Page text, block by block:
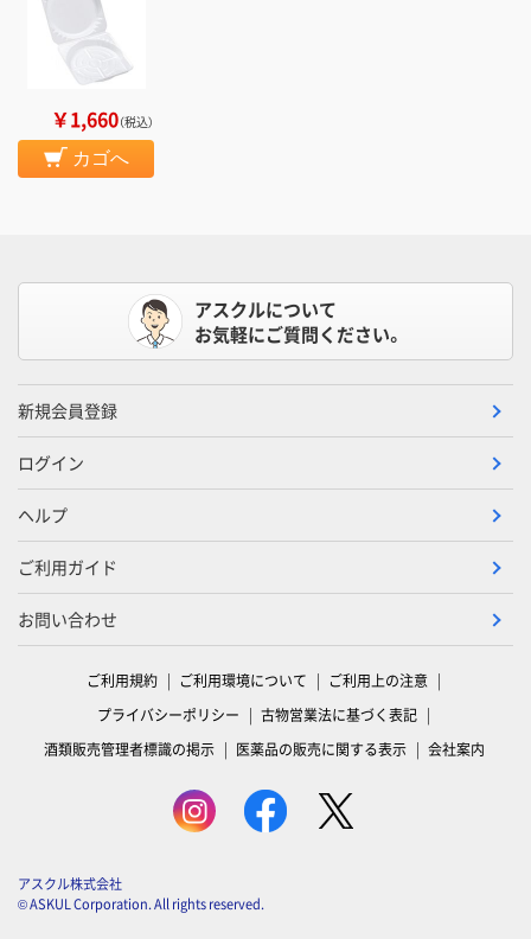
￥1,660（税込）
カゴへ
アスクルについて
お気軽にご質問ください。
新規会員登録
ログイン
ヘルプ
ご利用ガイド
お問い合わせ
ご利用規約 ご利用環境について
ご利用上の注意
プライバシーポリシー
古物営業法に基づく表記
酒類販売管理者標識の掲示
医薬品の販売に関する表示 会社案内
アスクル株式会社
© ASKUL Corporation. All rights reserved.